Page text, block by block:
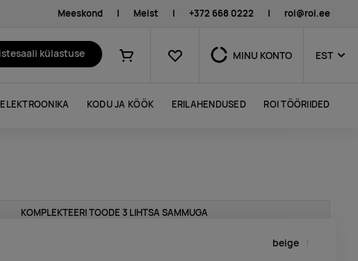
Meeskond | Meist | +372 668 0222 | roi@roi.ee
külastuse
Ostukorv
Lemmikud MINU KONTO EST
ELEKTROONIKA KODU JA KÖÖK ERILAHENDUSED ROI TÖÖRIIDED
KOMPLEKTEERI TOODE 3 LIHTSA SAMMUGA
beige